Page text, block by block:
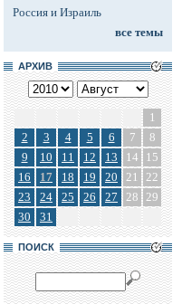
Россия и Израиль
все темы
АРХИВ
1
2
3 4 5 6 7
8
9
10 11 12 13 14
15
16
17 18 19 20 21
22
23
24 25 26 27 28 29
30
31
ПОИСК